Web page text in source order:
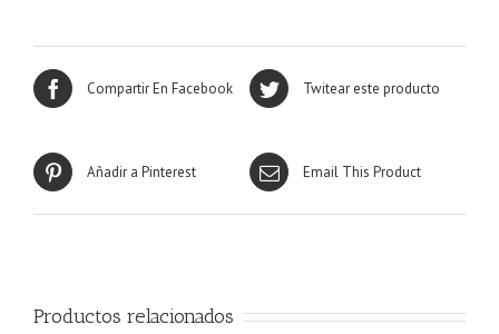
Compartir En Facebook Twitear este producto
Añadir a Pinterest Email This Product
Productos relacionados